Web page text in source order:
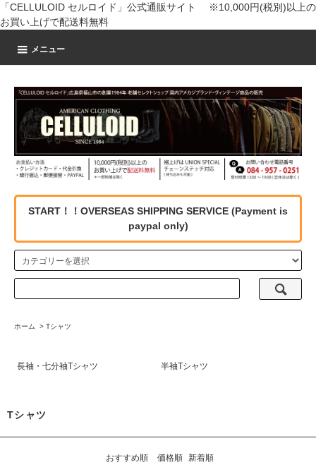
「CELLULOID セルロイド」公式通販サイト ※10,000円(税別)以上の
お買い上げで配送料無料
メニュー
START！！OVERSEAS SHIPPING SERVICE (Payment is
paypal only)
ホーム > Tシャツ
長袖・七分袖Tシャツ 半袖Tシャツ
Tシャツ
おすすめ順 価格順 新着順